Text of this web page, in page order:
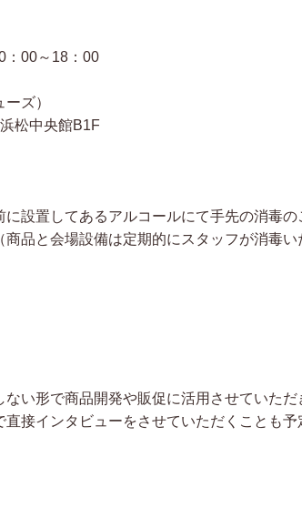
00～18：00
ズ）
中央館B1F
設置してあるアルコールにて手先の消毒
品と会場設備は定期的にスタッフが消毒い
い形で商品開発や販促に活用させていただ
接インタビューをさせていただくことも